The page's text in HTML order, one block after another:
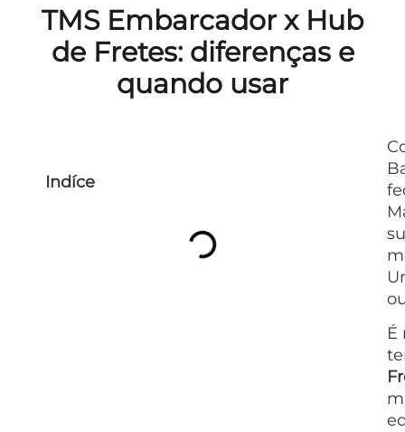
TMS Embarcador x Hub
de Fretes: diferenças e
quando usar
É
Indíce